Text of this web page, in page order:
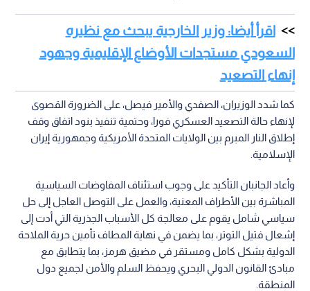
اقرأ أيضا: وزير الخارجية يبحث مع نظيره
السعودي مستجدات الأوضاع الإقليمية وجهود
إنهاء التصعيد
كما شدد الوزيران، الصفدي والأمير فيصل، على الضرورة القصوى
لإنهاء حالة التصعيد العسكري فورا، وحتمية تنفيذ بنود اتفاق وقف
إطلاق النار المبرم بين الولايات المتحدة الأمريكية وجمهورية إيران
الإسلامية.
وأعاد الجانبان التأكيد على وجوب استئناف المفاوضات السياسية
المباشرة بين الأطراف المعنية، والعمل على التوصل العاجل إلى حل
سياسي شامل يقوم على معالجة كل الأسباب الجذرية التي أدت إلى
إشعال فتيل التوتر، بما يضمن في نهاية المطاف تأمين حرية الملاحة
الدولية بشكل كامل ومستقر في مضيق هرمز، بما يتطابق مع
مبادئ القانون الدولي البحري ويحفظ السلم والأمن لجميع دول
المنطقة.